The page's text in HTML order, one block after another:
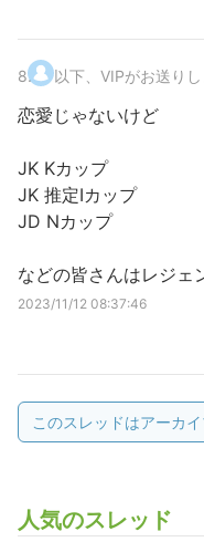
8. 以下、VIPがお送り
恋愛じゃないけど
JK Kカップ
JK 推定Iカップ
JD Nカップ
などの皆さんはレジェ
2023/11/12 08:37:46
このスレッドはアーカ
人気のスレッド